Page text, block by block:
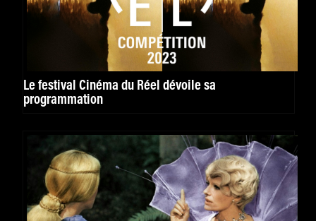
Le festival Cinéma du Réel dévoile sa
programmation